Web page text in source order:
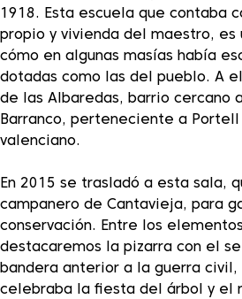
1918. Esta escuela que contaba
propio y vivienda del maestro, es
cómo en algunas masías había
dotadas como las del pueblo. A
de las Albaredas, barrio cercano
Barranco, perteneciente a
valenciano.
En 2015 se trasladó a esta sala,
campanero de Cantavieja, para
conservación. Entre los
destacaremos la pizarra con el
bandera anterior a la guerra civil,
celebraba la fiesta del árbol y el